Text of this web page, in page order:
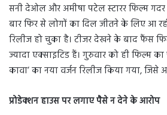
सनी देओल और अमीषा पटेल स्टारर फिल्म
बार फिर से लोगों का दिल जीतने के लिए आ
रिलीज हो चुका है। टीजर देखने के बाद फैंस
ज्यादा एक्साइटिड हैं। गुरुवार को ही फिल्म
कावा’ का नया वर्जन रिलीज किया गया, जिसे
प्रोडेक्शन हाउस पर लगाए पैसे न देने के आरोप